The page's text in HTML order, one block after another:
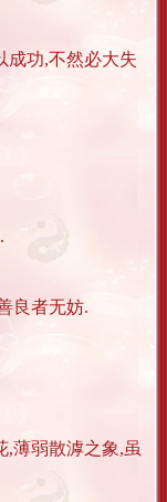
成功,不然必大失
良者无妨.
,薄弱散滹之象,虽